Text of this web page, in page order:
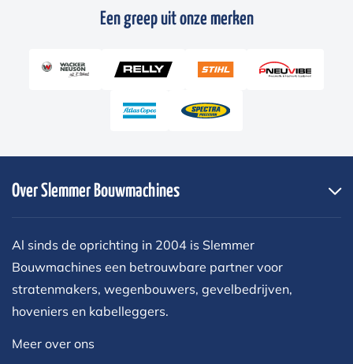
Een greep uit onze merken
Over Slemmer Bouwmachines
Al sinds de oprichting in 2004 is Slemmer
Bouwmachines een betrouwbare partner voor
stratenmakers, wegenbouwers, gevelbedrijven,
hoveniers en kabelleggers.
Meer over ons